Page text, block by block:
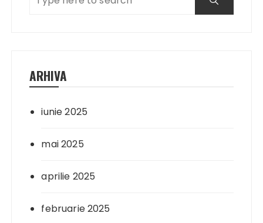
ARHIVA
iunie 2025
mai 2025
aprilie 2025
februarie 2025